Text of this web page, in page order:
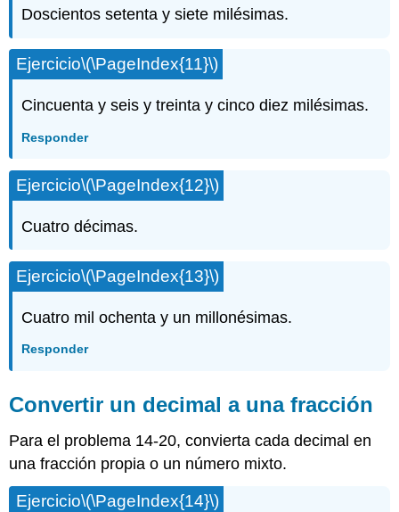
Doscientos setenta y siete milésimas.
Ejercicio\(\PageIndex{11}\)
Cincuenta y seis y treinta y cinco diez milésimas.
Responder
Ejercicio\(\PageIndex{12}\)
Cuatro décimas.
Ejercicio\(\PageIndex{13}\)
Cuatro mil ochenta y un millonésimas.
Responder
Convertir un decimal a una fracción
Para el problema 14-20, convierta cada decimal en
una fracción propia o un número mixto.
Ejercicio\(\PageIndex{14}\)